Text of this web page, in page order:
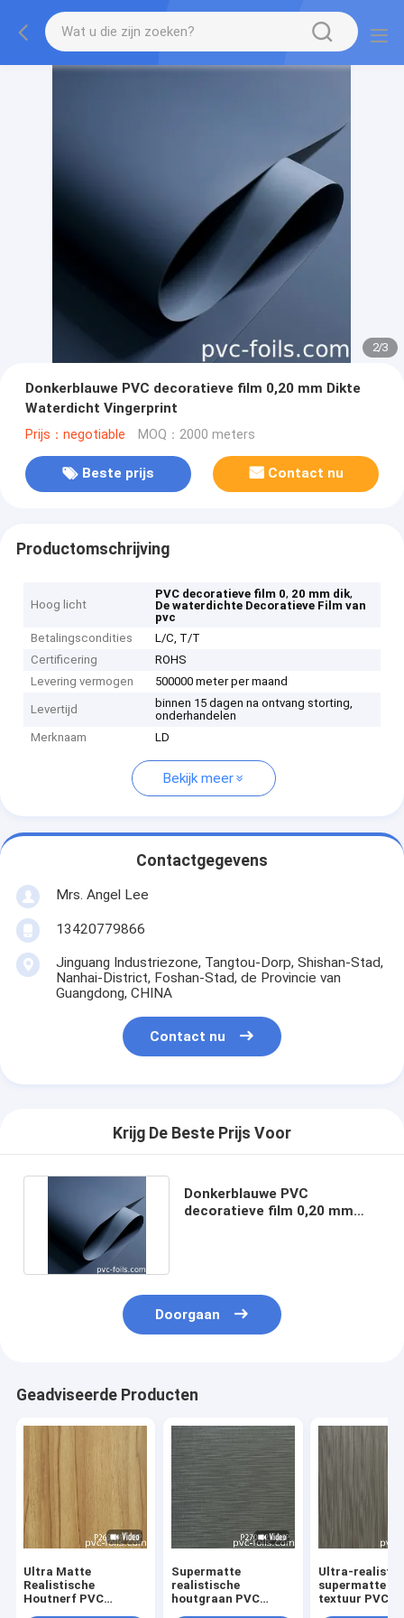
2/3
Donkerblauwe PVC decoratieve film 0,20 mm Dikte
Waterdicht Vingerprint
Prijs：negotiable MOQ：2000 meters
Beste prijs Contact nu
Productomschrijving
Hoog licht
PVC decoratieve film 0, 20 mm dik,
De waterdichte Decoratieve Film van
pvc
Betalingscondities
L/C, T/T
Certificering
ROHS
Levering vermogen
500000 meter per maand
Levertijd
binnen 15 dagen na ontvang storting,
onderhandelen
Merknaam
LD
Bekijk meer
Contactgegevens
Mrs. Angel Lee
13420779866
Jinguang Industriezone, Tangtou-Dorp, Shishan-Stad,
Nanhai-District, Foshan-Stad, de Provincie van
Guangdong, CHINA
Contact nu
Krijg De Beste Prijs Voor
Donkerblauwe PVC
decoratieve film 0,20 mm
Doorgaan
Geadviseerde Producten
Ultra Matte
Realistische
Houtnerf PVC
Supermatte
realistische
houtgraan PVC
Ultra-
supermatte
textuur PVC-